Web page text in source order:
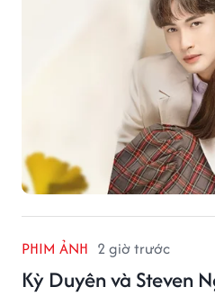
PHIM ẢNH 2 giờ trước
Kỳ Duyên và Steven